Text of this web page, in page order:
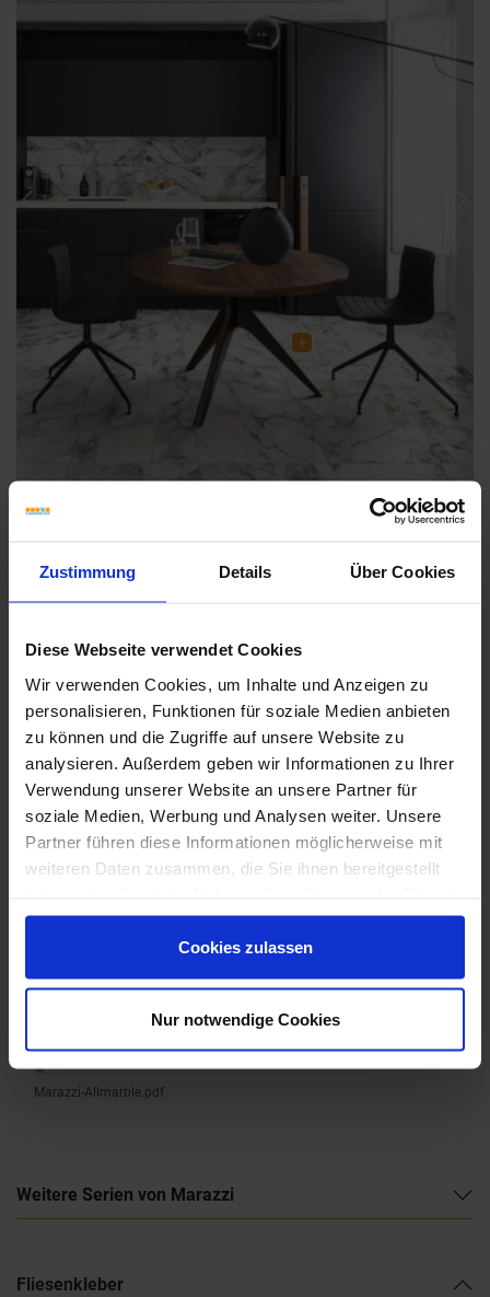
Zustimmung Details Über Cookies
Diese Webseite verwendet Cookies
Wir verwenden Cookies, um Inhalte und Anzeigen zu
personalisieren, Funktionen für soziale Medien anbieten
zu können und die Zugriffe auf unsere Website zu
analysieren. Außerdem geben wir Informationen zu Ihrer
Verwendung unserer Website an unsere Partner für
soziale Medien, Werbung und Analysen weiter. Unsere
Partner führen diese Informationen möglicherweise mit
weiteren Daten zusammen, die Sie ihnen bereitgestellt
gesammelt haben.
Cookies zulassen
Nur notwendige Cookies
Previous
Marazzi-Allmarble.pdf
Weitere Serien von Marazzi
Fliesenkleber